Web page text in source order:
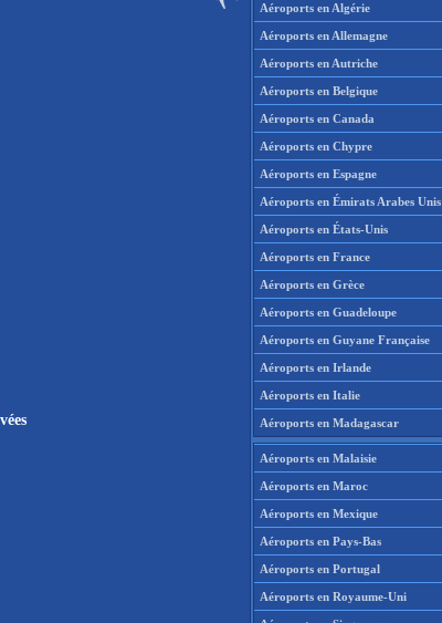
Aéroports en Algérie
Aéroports en Allemagne
Aéroports en Autriche
Aéroports en Belgique
Aéroports en Canada
Aéroports en Chypre
Aéroports en Espagne
Aéroports en Émirats Arabes Unis
Aéroports en États-Unis
Aéroports en France
Aéroports en Grèce
Aéroports en Guadeloupe
Aéroports en Guyane Française
Aéroports en Irlande
Aéroports en Italie
Aéroports en Madagascar
Aéroports en Malaisie
Aéroports en Maroc
Aéroports en Mexique
Aéroports en Pays-Bas
Aéroports en Portugal
Aéroports en Royaume-Uni